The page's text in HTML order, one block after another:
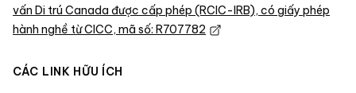
vấn Di trú Canada được cấp phép (RCIC-IRB), có giấy phép
hành nghề từ CICC, mã số: R707782
CÁC LINK HỮU ÍCH